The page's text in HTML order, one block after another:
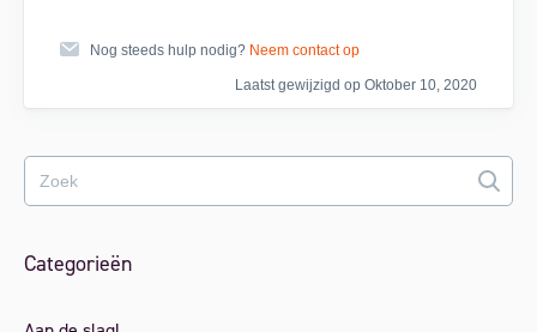
Nog steeds hulp nodig? Neem contact op
Laatst gewijzigd op Oktober 10, 2020
Categorieën